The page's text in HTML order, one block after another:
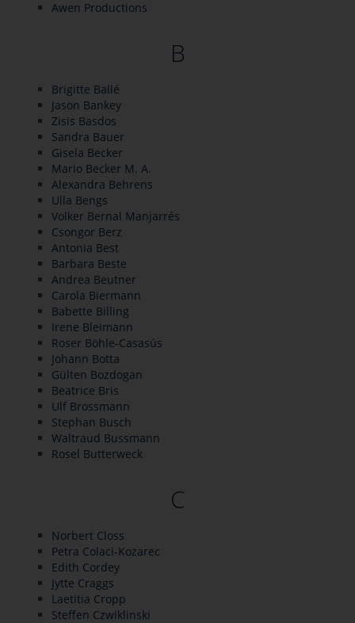
Awen Productions
B
Brigitte Ballé
Jason Bankey
Zisis Basdos
Sandra Bauer
Gisela Becker
Mario Becker M. A.
Alexandra Behrens
Ulla Bengs
Volker Bernal Manjarrés
Csongor Berz
Antonia Best
Barbara Beste
Andrea Beutner
Carola Biermann
Babette Billing
Irene Bleimann
Roser Böhle-Casasús
Johann Botta
Gülten Bozdogan
Beatrice Bris
Ulf Brossmann
Stephan Busch
Waltraud Bussmann
Rosel Butterweck
C
Norbert Closs
Petra Colaci-Kozarec
Edith Cordey
Jytte Craggs
Laetitia Cropp
Steffen Czwiklinski